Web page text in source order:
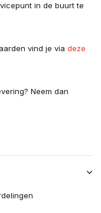
in de buurt te
vind je via deze
Neem dan